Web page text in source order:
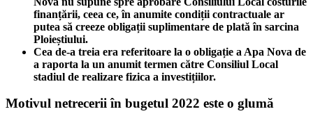
finanțării, ceea ce, în anumite condiții contractuale ar
putea să creeze obligații suplimentare de plată în sarcina
Ploieștiului.
Cea de-a treia era referitoare la o obligație a Apa Nova de
a raporta la un anumit termen către Consiliul Local
stadiul de realizare fizica a investițiilor.
Motivul netrecerii în bugetul 2022 este o glumă